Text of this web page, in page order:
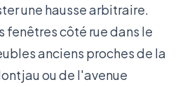
une hausse arbitraire.
fenêtres côté rue dans le
anciens proches de la
ou de l'avenue